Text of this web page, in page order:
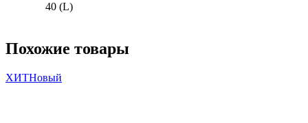
40 (L)
Похожие товары
ХИТНовый